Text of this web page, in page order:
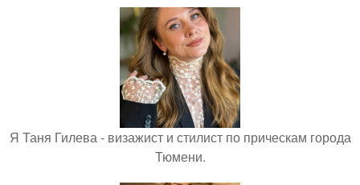
Я Таня Гилева - визажист и стилист по прическам города
Тюмени.